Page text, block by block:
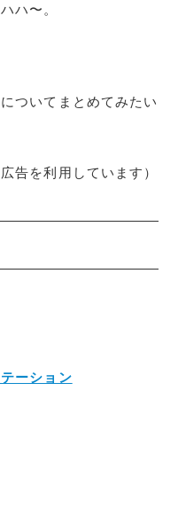
ハ〜。
についてまとめてみたい
告を利用しています）
ーション